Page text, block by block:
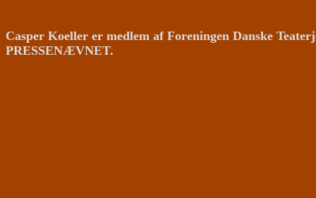
Casper Koeller er medlem af Foreningen Danske
PRESSENÆVNET.